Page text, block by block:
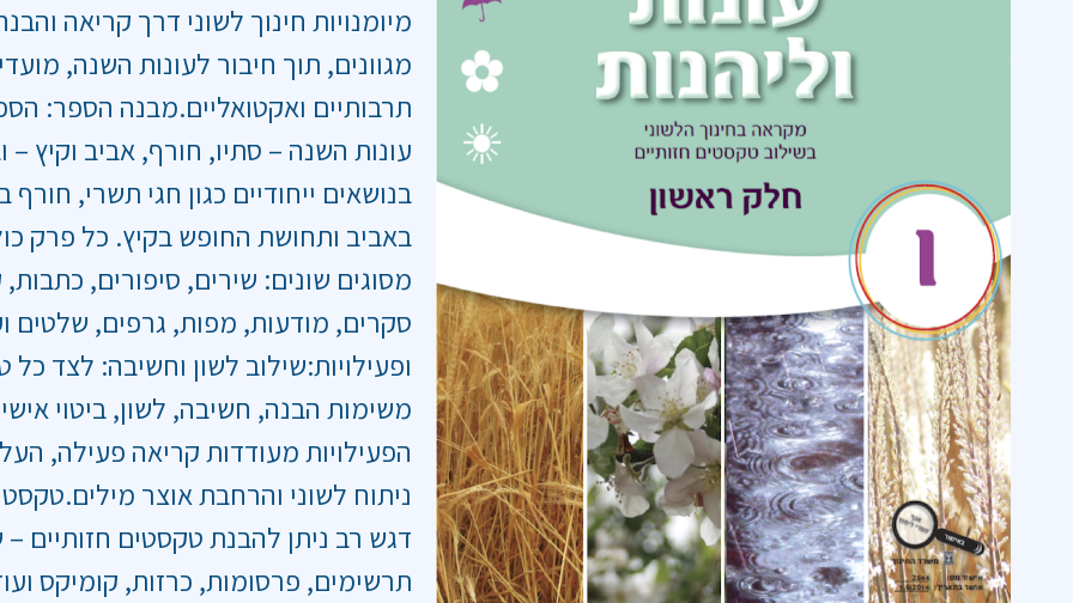
מיומנויות חינוך לשוני דרך קריאה
מגוונים, תוך חיבור לעונות השנה,
תרבותיים ואקטואליים.מבנה הספר:
עונות השנה – סתיו, חורף, אביב וקיץ –
בנושאים ייחודיים כגון חגי תשרי,
באביב ותחושת החופש בקיץ. כל פרק
מסוגים שונים: שירים, סיפורים,
סקרים, מודעות, מפות, גרפים, שלטים
ופעילויות:שילוב לשון וחשיבה: לצד
משימות הבנה, חשיבה, לשון, ביטוי אישי
הפעילויות מעודדות קריאה פעילה,
ניתוח לשוני והרחבת אוצר
דגש רב ניתן להבנת טקסטים חזותיים
תרשימים, פרסומות, כרזות, קומיקס